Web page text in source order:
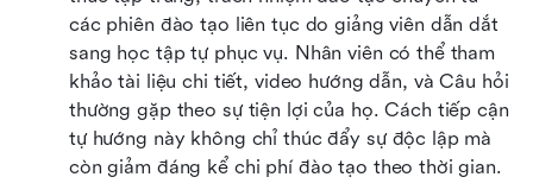
các phiên đào tạo liên tục do giảng viên dẫn dắt
sang học tập tự phục vụ. Nhân viên có thể tham
khảo tài liệu chi tiết, video hướng dẫn, và Câu hỏi
thường gặp theo sự tiện lợi của họ. Cách tiếp cận
tự hướng này không chỉ thúc đẩy sự độc lập mà
còn giảm đáng kể chi phí đào tạo theo thời gian.